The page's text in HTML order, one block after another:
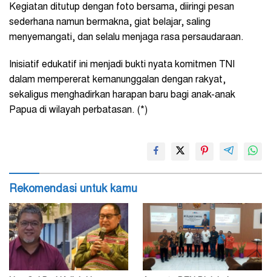
Kegiatan ditutup dengan foto bersama, diiringi pesan
sederhana namun bermakna, giat belajar, saling
menyemangati, dan selalu menjaga rasa persaudaraan.
Inisiatif edukatif ini menjadi bukti nyata komitmen TNI
dalam mempererat kemanunggalan dengan rakyat,
sekaligus menghadirkan harapan baru bagi anak-anak
Papua di wilayah perbatasan. (*)
Rekomendasi untuk kamu